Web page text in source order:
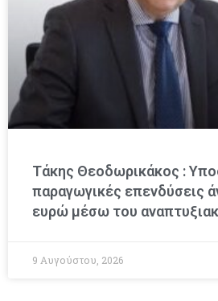
Τάκης Θεοδωρικάκος :
παραγωγικές επενδύσεις
ευρώ μέσω του
9 Αυγούστου, 2026